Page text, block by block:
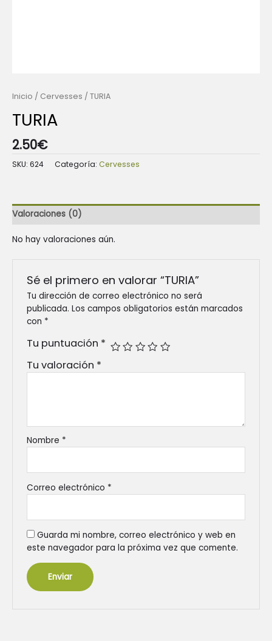
Inicio / Cervesses / TURIA
TURIA
2.50€
SKU: 624 Categoría: Cervesses
Valoraciones (0)
No hay valoraciones aún.
Sé el primero en valorar “TURIA”
Tu dirección de correo electrónico no será
publicada. Los campos obligatorios están marcados
con *
Tu puntuación *
Tu valoración *
Nombre *
Correo electrónico *
Guarda mi nombre, correo electrónico y web en
este navegador para la próxima vez que comente.